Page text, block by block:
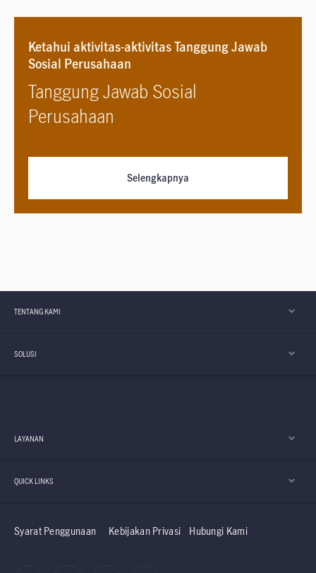
Ketahui aktivitas-aktivitas Tanggung Jawab
Sosial Perusahaan
Tanggung Jawab Sosial
Perusahaan
Selengkapnya
TENTANG KAMI
SOLUSI
LAYANAN
QUICK LINKS
Syarat Penggunaan Kebijakan Privasi Hubungi Kami